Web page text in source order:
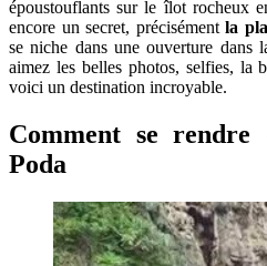
époustouflants sur le îlot rocheux
encore un secret, précisémentla
se niche dans une ouverture dans
aimez les belles photos, selfies, la
voici un destination incroyable.
Comment se
Poda